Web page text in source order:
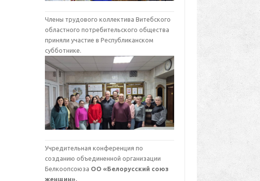
Члены трудового коллектива Витебского
областного потребительского общества
приняли участие в Республиканском
субботнике.
Учредительная конференция по
созданию объединенной организации
Белкоопсоюза ОО «Белорусский союз
женщин».